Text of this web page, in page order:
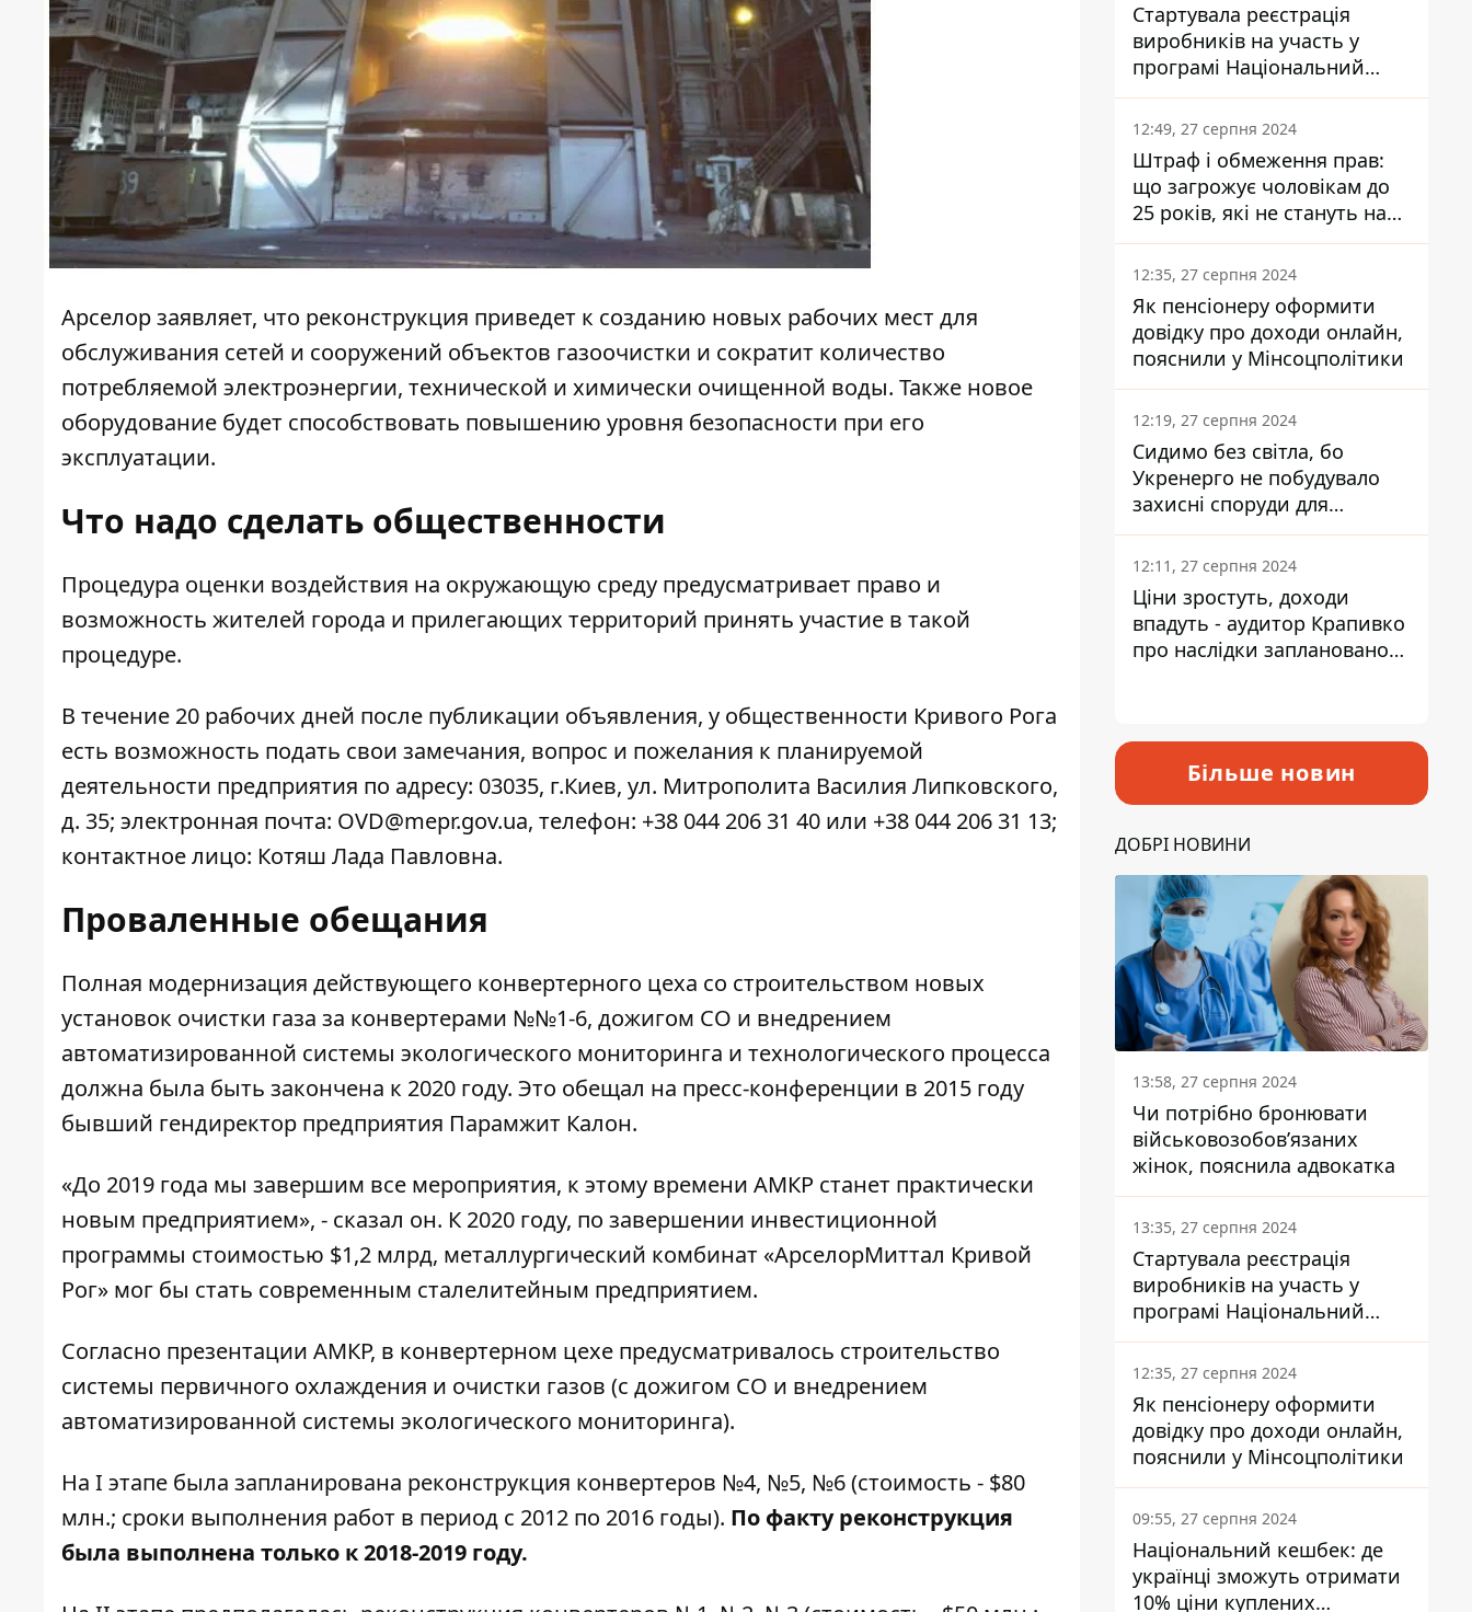
Арселор заявляет, что реконструкция приведет к созданию новых рабочих мест для
обслуживания сетей и сооружений объектов газоочистки и сократит количество
потребляемой электроэнергии, технической и химически очищенной воды. Также новое
оборудование будет способствовать повышению уровня безопасности при его
эксплуатации.
Что надо сделать общественности
Процедура оценки воздействия на окружающую среду предусматривает право и
возможность жителей города и прилегающих территорий принять участие в такой
процедуре.
В течение 20 рабочих дней после публикации объявления, у общественности Кривого Рога
есть возможность подать свои замечания, вопрос и пожелания к планируемой
деятельности предприятия по адресу: 03035, г.Киев, ул. Митрополита Василия Липковского,
д. 35; электронная почта: OVD@mepr.gov.ua, телефон: +38 044 206 31 40 или +38 044 206 31 13;
контактное лицо: Котяш Лада Павловна.
Проваленные обещания
Полная модернизация действующего конвертерного цеха со строительством новых
установок очистки газа за конвертерами №№1-6, дожигом СО и внедрением
автоматизированной системы экологического мониторинга и технологического процесса
должна была быть закончена к 2020 году. Это обещал на пресс-конференции в 2015 году
бывший гендиректор предприятия Парамжит Калон.
«До 2019 года мы завершим все мероприятия, к этому времени АМКР станет практически
новым предприятием», - сказал он. К 2020 году, по завершении инвестиционной
программы стоимостью $1,2 млрд, металлургический комбинат «АрселорМиттал Кривой
Рог» мог бы стать современным сталелитейным предприятием.
Согласно презентации АМКР, в конвертерном цехе предусматривалось строительство
системы первичного охлаждения и очистки газов (с дожигом СО и внедрением
автоматизированной системы экологического мониторинга).
На I этапе была запланирована реконструкция конвертеров №4, №5, №6 (стоимость - $80
млн.; сроки выполнения работ в период с 2012 по 2016 годы). По факту реконструкция
была выполнена только к 2018-2019 году.
Стартувала реєстрація
виробників на участь у
програмі Національний
кешбек: як це зробити
через портал Дія
12:49, 27 серпня 2024
Штраф і обмеження прав:
що загрожує чоловікам до
25 років, які не стануть на
військовий облік
12:35, 27 серпня 2024
Як пенсіонеру оформити
довідку про доходи онлайн,
пояснили у Мінсоцполітики
12:19, 27 серпня 2024
Сидимо без світла, бо
Укренерго не побудувало
захисні споруди для
енергетики - нардеп
Кучеренко
12:11, 27 серпня 2024
Ціни зростуть, доходи
впадуть - аудитор Крапивко
про наслідки запланованого
Більше новин
ДОБРІ НОВИНИ
13:58, 27 серпня 2024
Чи потрібно бронювати
військовозобов’язаних
жінок, пояснила адвокатка
13:35, 27 серпня 2024
Стартувала реєстрація
виробників на участь у
програмі Національний
кешбек: як це зробити
через портал Дія
12:35, 27 серпня 2024
Як пенсіонеру оформити
довідку про доходи онлайн,
пояснили у Мінсоцполітики
09:55, 27 серпня 2024
Національний кешбек: де
українці зможуть отримати
10% ціни куплених